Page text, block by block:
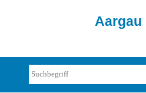
Aargau